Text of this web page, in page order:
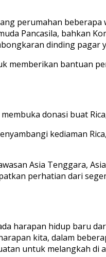
perumahan
Pancasila, bahkan
dinding pagar
memberikan bantuan
donasi buat
kediaman
Asia Tenggara,
perhatian dari
harapan hidup baru
kita, dalam
untuk melangkah di